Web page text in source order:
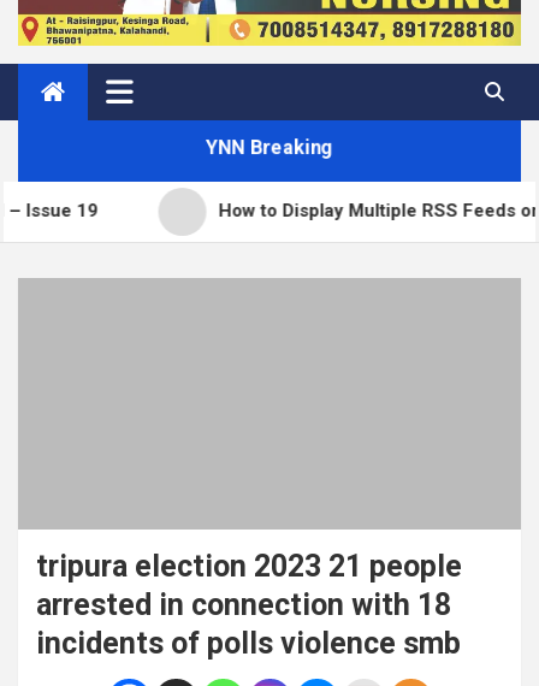
YNN Breaking
How to Display Multiple RSS Feeds on One
tripura election 2023 21 people
arrested in connection with 18
incidents of polls violence smb